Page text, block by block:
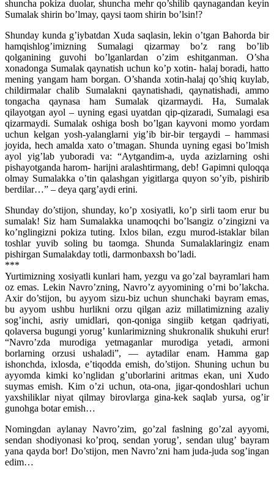
shuncha pokiza duolar, shuncha mehr qo’shilib qaynagandan keyin
Sumalak shirin bo’lmay, qaysi taom shirin bo’lsin!?
Shunday kunda g’iybatdan Xuda saqlasin, lekin o’tgan Bahorda bir
hamqishlog’imizning Sumalagi qizarmay bo’z rang bo’lib
qolganining guvohi bo’lganlardan o’zim eshitganman. O’sha
xonadonga Sumalak qaynatish uchun ko’p xotin- halaj boradi, hatto
mening yangam ham borgan. O’shanda xotin-halaj qo’shiq kuylab,
childirmalar chalib Sumalakni qaynatishadi, qaynatishadi, ammo
tongacha qaynasa ham Sumalak qizarmaydi. Ha, Sumalak
qilayotgan ayol – uyning egasi uyatdan qip-qizaradi, Sumalagi esa
qizarmaydi. Sumalak oshiga bosh bo’lgan kayvoni momo yordam
uchun kelgan yosh-yalanglarni yig’ib bir-bir tergaydi – hammasi
joyida, hech amalda xato o’tmagan. Shunda uyning egasi bo’lmish
ayol yig’lab yuboradi va: “Aytgandim-a, uyda azizlarning oshi
pishayotganda harom- harijni aralashtirmang, deb! Gapimni quloqqa
olmay Sumalakka o’tin qalashgan yigitlarga quyon so’yib, pishirib
berdilar…” – deya qarg’aydi erini.
Shunday do’stijon, shunday, ko’p xosiyatli, ko’p sirli taom erur bu
sumalak! Siz ham Sumalakka unamoqchi bo’lsangiz o’zingizni va
ko’nglingizni pokiza tuting. Ixlos bilan, ezgu murod-istaklar bilan
toshlar yuvib soling bu taomga. Shunda Sumalaklaringiz enam
pishirgan Sumalakday totli, darmonbaxsh bo’ladi.
***
Yurtimizning xosiyatli kunlari ham, yezgu va go’zal bayramlari ham
oz emas. Lekin Navro’zning, Navro’z ayyomining o’rni bo’lakcha.
Axir do’stijon, bu ayyom sizu-biz uchun shunchaki bayram emas,
bu ayyom ushbu hurlikni orzu qilgan aziz millatimizning azaliy
sog’inchi, asriy umidlari, qon-qoniga singiib ketgan qadriyati,
qolaversa bugungi yorug’ kunlarimizning shukronalik shukuhi erur!
“Navro’zda murodiga yetmaganlar murodiga yetadi, armoni
borlarning orzusi ushaladi”, — aytadilar enam. Hamma gap
ishonchda, ixlosda, e’tiqodda emish, do’stijon. Shuning uchun bu
ayyomda kimki ko’nglidan g’uborlarini aritmas ekan, uni Xudo
suymas emish. Kim o’zi uchun, ota-ona, jigar-qondoshlari uchun
yaxshiliklar niyat qilmay birovlarga gina-kek saqlab yursa, og’ir
gunohga botar emish…
Nomingdan aylanay Navro’zim, go’zal faslning go’zal ayyomi,
sendan shodiyonasi ko’proq, sendan yorug’, sendan ulug’ bayram
yana qayda bor! Do’stijon, men Navro’zni ham juda-juda sog’ingan
edim…